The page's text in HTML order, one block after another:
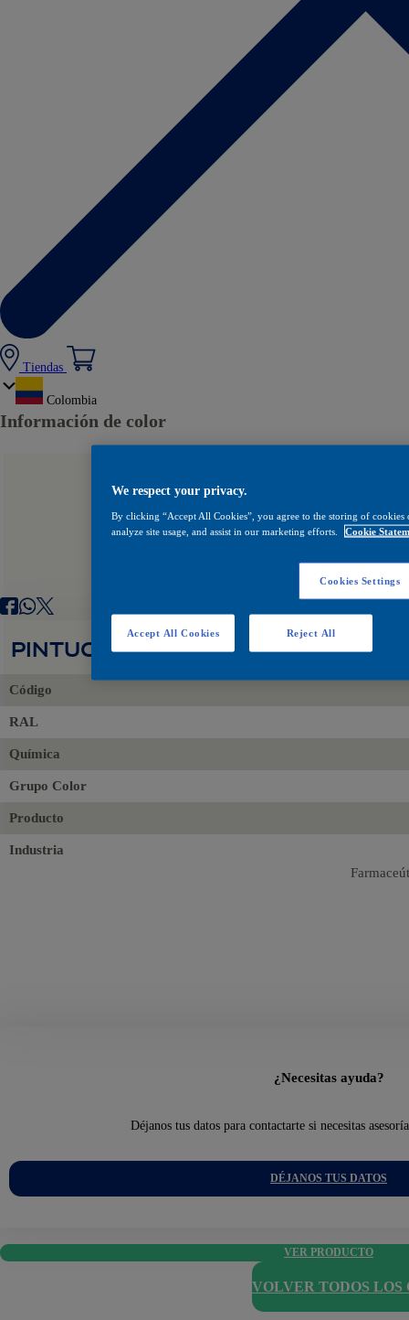
Tiendas
Colombia
Información de color
PINTUCOAT 516 BLANCO
Código
RAL
Química
Grupo Color
Producto
Industria
¿Necesitas ayuda?
Déjanos tus datos para contactarte si necesitas
DÉJANOS TUS DATOS
VER PRODUCTO
VOLVER TODOS LOS
We respect your privacy.
By clicking “Accept All Cookies”, you agree to the storing of
analyze site usage, and assist in our marketing efforts.
Cookie
Cookies Settings
Reject All
Accept All Cookies